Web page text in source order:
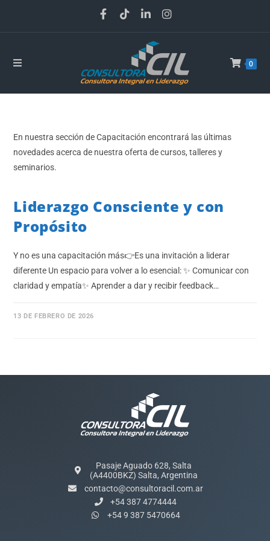
0
En nuestra sección de Capacitación encontrará las últimas
novedades acerca de nuestra oferta de cursos, talleres y
seminarios.
Liderazgo Consciente y con
Propósito
Y no es una capacitación más👉Es una invitación a liderar
diferente Un espacio para volver a lo esencial: ✨ Comunicar con
claridad y empatía✨ Aprender a dar y recibir feedback…
13 DE FEBRERO DE 2026
Pasaje Aguado 628, Salta
(A4400BKZ) Salta, Argentina
contacto@consultoracil.com.ar
+54 387 4774444
+54 9 387 5470664